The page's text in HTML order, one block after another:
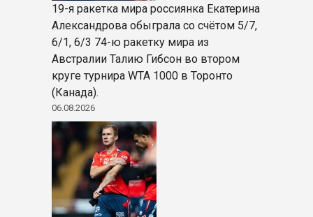
19-я ракетка мира россиянка Екатерина
Александрова обыграла со счётом 5/7,
6/1, 6/3 74-ю ракетку мира из
Австралии Талию Гибсон во втором
круге турнира WTA 1000 в Торонто
(Канада).
06.08.2026